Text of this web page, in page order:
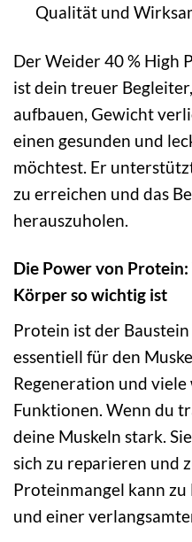
Qualität und
Der Weider 40 % High
ist dein treuer
aufbauen, Gewicht
einen gesunden und
möchtest. Er
zu erreichen und das
herauszuholen.
Die Power von
Körper so wichtig ist
Protein ist der
essentiell für den
Regeneration und
Funktionen. Wenn du
deine Muskeln stark.
sich zu reparieren und
Proteinmangel kann
und einer